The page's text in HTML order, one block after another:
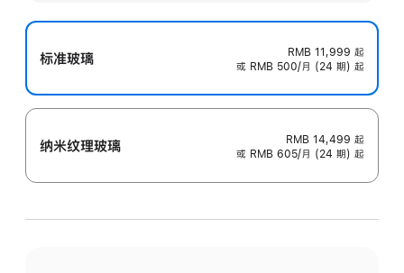
标准玻璃 RMB 11,999 起
或 RMB 500/月 (24 期) 起
纳米纹理玻璃 RMB 14,499 起
或 RMB 605/月 (24 期) 起